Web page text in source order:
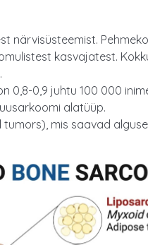
närvisüsteemist.
kasvajatest.
0,8-0,9 juhtu 100 000
alatüüp.
mis saavad